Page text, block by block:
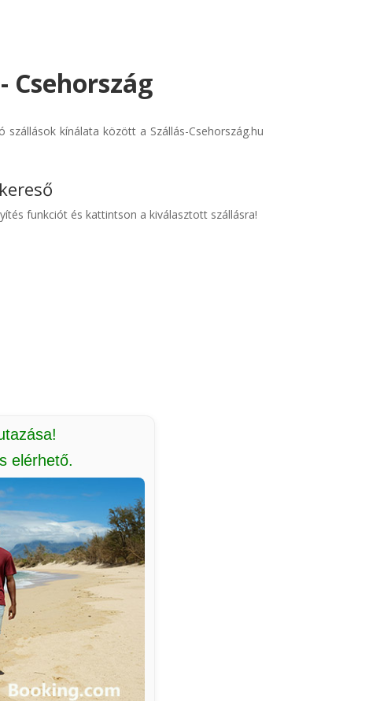
Csehország
kínálata között a Szállás-Csehország.hu
funkciót és kattintson a kiválasztott szállásra!
elérhető.